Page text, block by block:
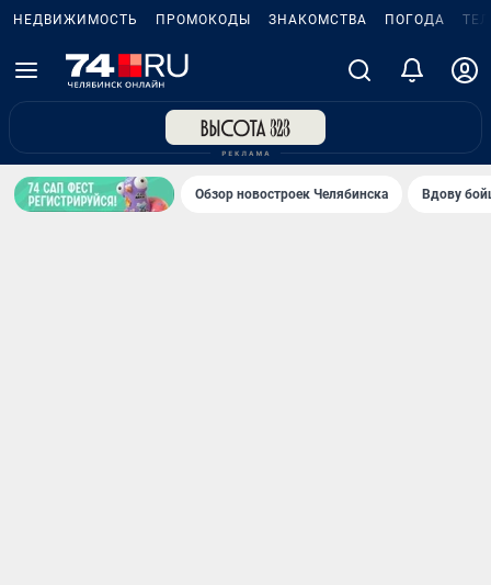
НЕДВИЖИМОСТЬ ПРОМОКОДЫ ЗНАКОМСТВА ПОГОДА
Обзор новостроек Челябинска Вдову